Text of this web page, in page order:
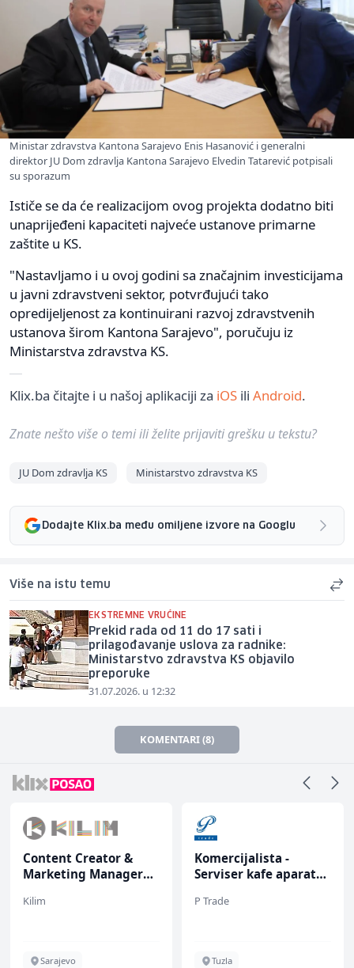
Ministar zdravstva Kantona Sarajevo Enis Hasanović i generalni
direktor JU Dom zdravlja Kantona Sarajevo Elvedin Tatarević potpisali
su sporazum
Ističe se da će realizacijom ovog projekta dodatno biti
unaprijeđeni kapaciteti najveće ustanove primarne
zaštite u KS.
"Nastavljamo i u ovoj godini sa značajnim investicijama
u javni zdravstveni sektor, potvrđujući tako
opredijeljenost za kontinuirani razvoj zdravstvenih
ustanova širom Kantona Sarajevo", poručuju iz
Ministarstva zdravstva KS.
Klix.ba čitajte i u našoj aplikaciji za iOS ili Android.
Znate nešto više o temi ili želite prijaviti grešku u tekstu?
JU Dom zdravlja KS Ministarstvo zdravstva KS
Dodajte Klix.ba među omiljene izvore na Googlu
Više na istu temu
EKSTREMNE VRUĆINE
Prekid rada od 11 do 17 sati i
prilagođavanje uslova za radnike:
Ministarstvo zdravstva KS objavilo
preporuke
31.07.2026. u 12:32
KOMENTARI (8)
Content Creator &
Marketing Manager
Kilim
Sarajevo
Komercijalista -
Serviser kafe aparata
P Trade
Tuzla